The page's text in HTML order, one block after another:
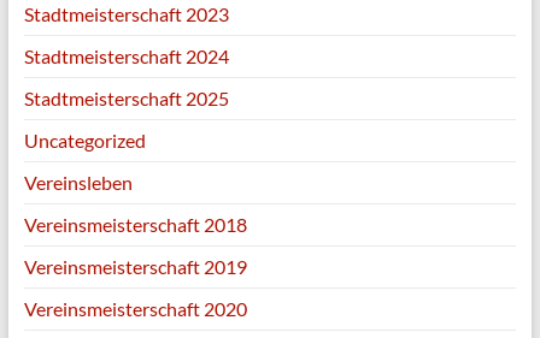
Stadtmeisterschaft 2023
Stadtmeisterschaft 2024
Stadtmeisterschaft 2025
Uncategorized
Vereinsleben
Vereinsmeisterschaft 2018
Vereinsmeisterschaft 2019
Vereinsmeisterschaft 2020